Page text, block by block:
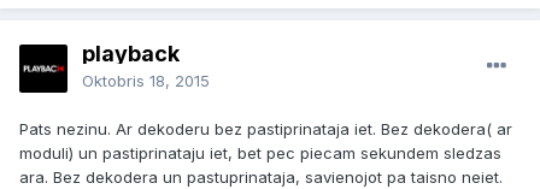
playback
Oktobris 18, 2015
Pats nezinu. Ar dekoderu bez pastiprinataja iet. Bez dekodera( ar
moduli) un pastiprinataju iet, bet pec piecam sekundem sledzas
ara. Bez dekodera un pastuprinataja, savienojot pa taisno neiet.